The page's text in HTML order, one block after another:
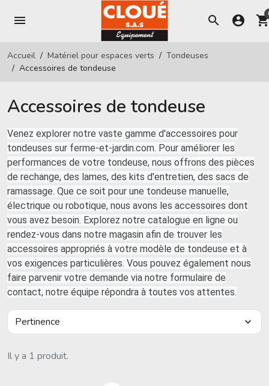
menu search account_circle
Accueil Matériel pour espaces verts
Tondeuses
Accessoires de tondeuse
Accessoires de tondeuse
Venez explorer notre vaste gamme d'accessoires pour
tondeuses sur ferme-et-jardin.com. Pour améliorer les
performances de votre tondeuse, nous offrons des pièces
de rechange, des lames, des kits d'entretien, des sacs de
ramassage. Que ce soit pour une tondeuse manuelle,
électrique ou robotique, nous avons les accessoires dont
vous avez besoin. Explorez notre catalogue en ligne ou
rendez-vous dans notre magasin afin de trouver les
accessoires appropriés à votre modèle de tondeuse et à
vos exigences particulières. Vous pouvez également nous
faire parvenir votre demande via notre formulaire de
contact, notre équipe répondra à toutes vos attentes.
Il y a 1 produit.
Pertinence expand_more